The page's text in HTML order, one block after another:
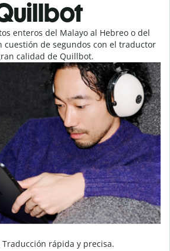
enteros del Malayo al Hebreo o del
cuestión de segundos con el traductor
calidad de Quillbot.
Traducción rápida y precisa.